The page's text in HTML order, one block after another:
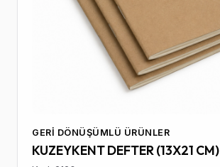
GERI DÖNÜŞÜMLÜ ÜRÜNLER
KUZEYKENT DEFTER (13X21 CM)